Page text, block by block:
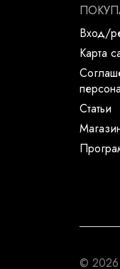
Вход/
Карта
Статьи
© 2026